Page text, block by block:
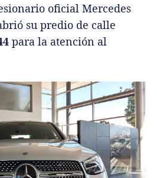
oficial Mercedes
su predio de calle
para la atención al